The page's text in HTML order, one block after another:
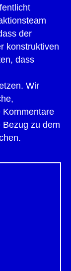
der
konstruktiven
dass
Wir
Kommentare
zu dem